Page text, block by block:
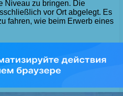
Niveau zu bringen. Die
vor Ort abgelegt. Es
fahren, wie beim Erwerb eines